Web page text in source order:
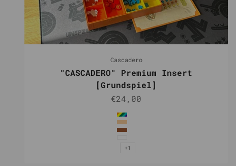
Cascadero
"CASCADERO" Premium Insert
[Grundspiel]
Angebot
€24,00
Farbe
Mehrfarbig
Natur
Weiß
+1